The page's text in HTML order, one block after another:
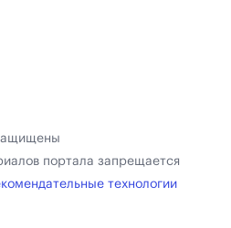
портала запрещается
технологии